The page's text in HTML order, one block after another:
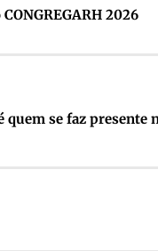
2026
se faz presente